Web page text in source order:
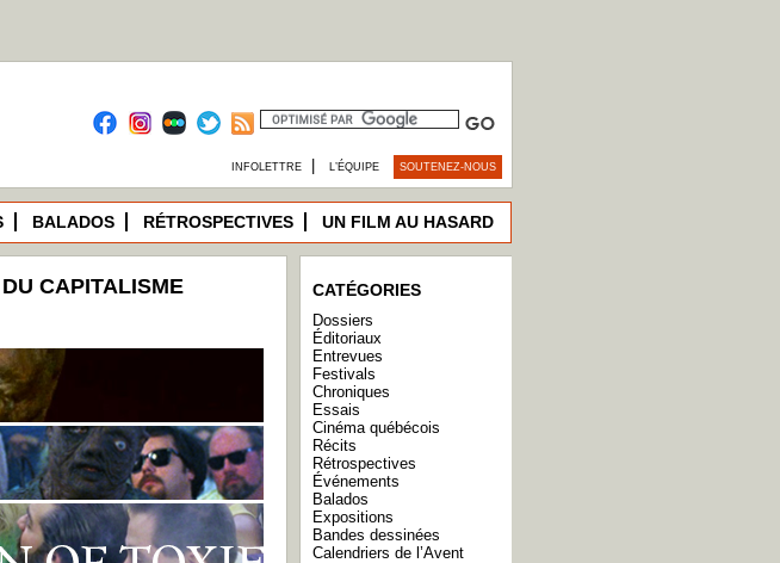
INFOLETTRE L’ÉQUIPE SOUTENEZ-NOUS
BALADOS RÉTROSPECTIVES UN FILM AU HASARD
CAPITALISME CATÉGORIES
Dossiers
Éditoriaux
Entrevues
Festivals
Chroniques
Essais
Cinéma québécois
Récits
Rétrospectives
Événements
Balados
Expositions
Bandes dessinées
Calendriers de l’Avent